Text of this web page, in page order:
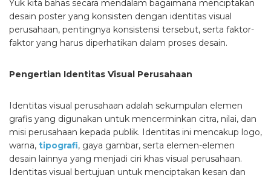
Yuk kita bahas secara mendalam bagaimana menciptakan
desain poster yang konsisten dengan identitas visual
perusahaan, pentingnya konsistensi tersebut, serta faktor-
faktor yang harus diperhatikan dalam proses desain.
Pengertian Identitas Visual Perusahaan
Identitas visual perusahaan adalah sekumpulan elemen
grafis yang digunakan untuk mencerminkan citra, nilai, dan
misi perusahaan kepada publik. Identitas ini mencakup logo,
warna, tipografi, gaya gambar, serta elemen-elemen
desain lainnya yang menjadi ciri khas visual perusahaan.
Identitas visual bertujuan untuk menciptakan kesan dan